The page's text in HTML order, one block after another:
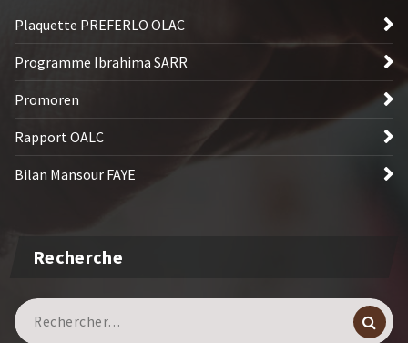
Plaquette PREFERLO OLAC
Programme Ibrahima SARR
Promoren
Rapport OALC
Bilan Mansour FAYE
Recherche
Recherche
pour :